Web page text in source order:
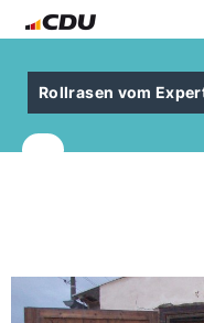
Rollrasen vom